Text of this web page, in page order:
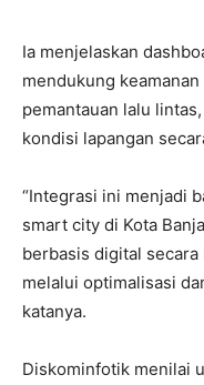
Ia menjelaskan
mendukung
pemantauan lalu
kondisi lapangan
“Integrasi ini menjadi
smart city di Kota
berbasis digital
melalui optimalisasi
katanya.
Diskominfotik menilai